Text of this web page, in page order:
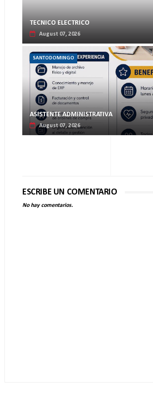
TECNICO ELECTRICO
August 07, 2026
SANTODOMINGO
ASISTENTE ADMINISTRATIVA
August 07, 2026
ESCRIBE UN COMENTARIO
No hay comentarios.